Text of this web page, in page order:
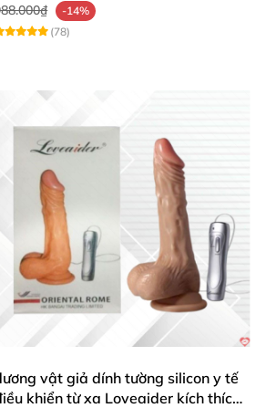
-14%
(78)
vật giả dính tường silicon y tế
khiển từ xa Loveaider kích thích